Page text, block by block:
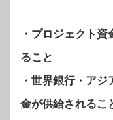
・プロジェクト
ること
・世界銀行・ア
金が供給されるこ